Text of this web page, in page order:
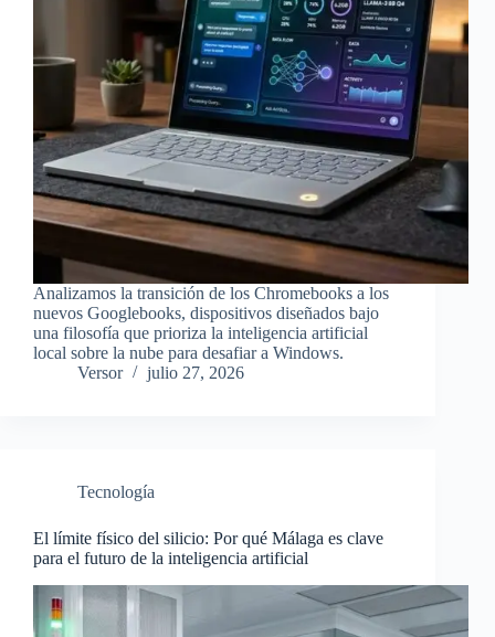
Analizamos la transición de los Chromebooks a los
nuevos Googlebooks, dispositivos diseñados bajo
una filosofía que prioriza la inteligencia artificial
local sobre la nube para desafiar a Windows.
Versor
julio 27, 2026
Tecnología
El límite físico del silicio: Por qué Málaga es clave
para el futuro de la inteligencia artificial